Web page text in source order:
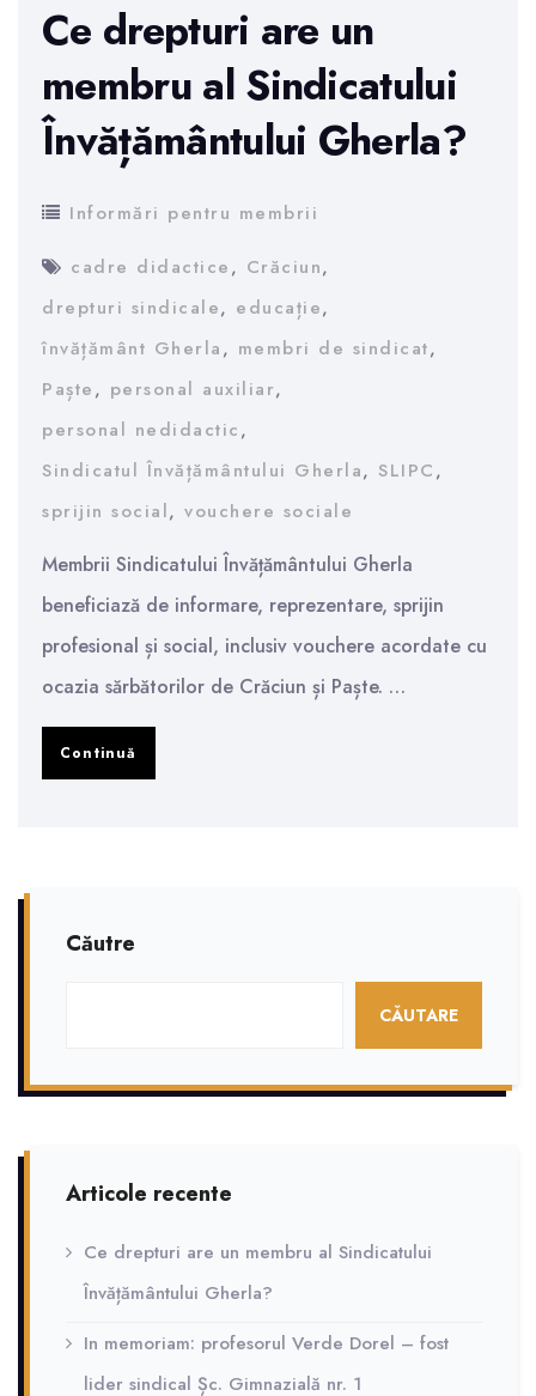
Ce drepturi are un
membru al Sindicatului
Învățământului Gherla?
Informări pentru membrii
cadre didactice, Crăciun,
drepturi sindicale, educație,
învățământ Gherla, membri de sindicat,
Paște, personal auxiliar,
personal nedidactic,
Sindicatul Învățământului Gherla, SLIPC,
sprijin social, vouchere sociale
Membrii Sindicatului Învățământului Gherla
beneficiază de informare, reprezentare, sprijin
profesional și social, inclusiv vouchere acordate cu
ocazia sărbătorilor de Crăciun și Paște. …
Continuă
Căutre
CĂUTARE
Articole recente
Ce drepturi are un membru al Sindicatului
Învățământului Gherla?
In memoriam: profesorul Verde Dorel – fost
lider sindical Șc. Gimnazială nr. 1